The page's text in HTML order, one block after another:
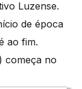
Luzense.
de época
ao fim.
começa no